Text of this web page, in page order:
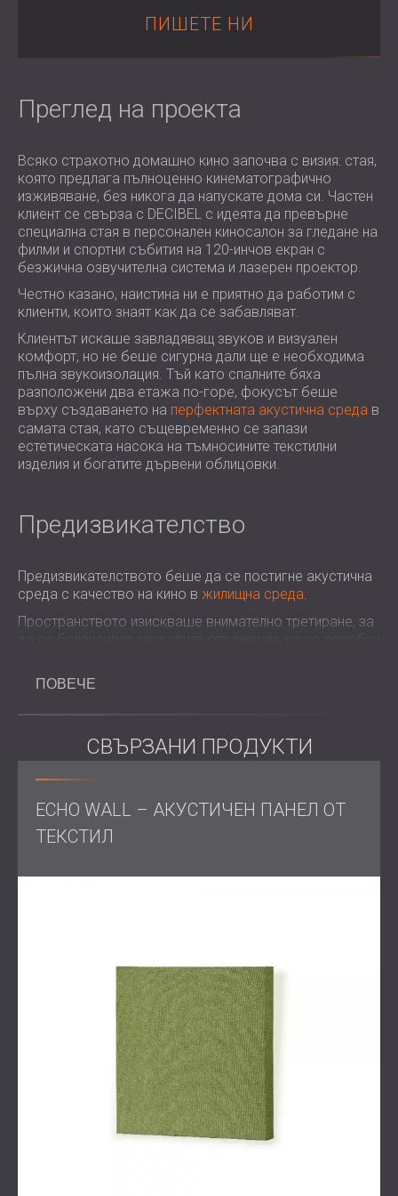
ЗВУКОИЗОЛАЦИЯ И АКУСТИКА НА
РЕШЕНИЯ ЗА ТЪРГОВСКИ ПОМЕЩЕНИЯ
ЗВУКОИЗОЛАЦИЯ И АКУСТИКА НА
ШУМОИЗОЛАЦИЯ И АКУСТИКА ЗА
ЗДРАВНИЯ СЕКТОР
ЗВУКОИЗОЛАЦИОННИ И АКУСТИЧНИ
РЕШЕНИЯ ЗА АУДИОЛОГИЧНИЯ
СЕКТОР
ЗВУКОИЗОЛАЦИОННИ И АКУСТИЧНИ
РЕШЕНИЯ ЗА ЦЕНТРОВЕ ЗА ДАННИ
POLAND (PL)
SOUTH AFRICA (ZA)
ПИШЕТЕ НИ
Преглед на проекта
Всяко страхотно домашно кино започва с визия: стая,
която предлага пълноценно кинематографично
изживяване, без никога да напускате дома си. Частен
клиент се свърза с DECIBEL с идеята да превърне
специална стая в персонален киносалон за гледане на
филми и спортни събития на 120-инчов екран с
безжична озвучителна система и лазерен проектор.
Честно казано, наистина ни е приятно да работим с
клиенти, които знаят как да се забавляват.
Клиентът искаше завладяващ звуков и визуален
комфорт, но не беше сигурна дали ще е необходима
пълна звукоизолация. Тъй като спалните бяха
разположени два етажа по-горе, фокусът беше
върху създаването на перфектната акустична среда в
самата стая, като същевременно се запази
естетическата насока на тъмносините текстилни
изделия и богатите дървени облицовки.
Предизвикателство
Предизвикателството беше да се постигне акустична
среда с качество на кино в жилищна среда.
Пространството изискваше внимателно третиране, за
Решението също така трябваше да е съобразено с
гарантира, че шумът няма да смущава други части на
Обхват на работата
включително преглед на снимки, чертежи и списък
дизайнерски предложения за клиента
Доставка и монтаж на избрана акустична
обработка в рамките на договорения срок
Решение
DECIBEL предложи два варианта за дизайн, като и
двата са съсредоточени върху интегрирането на
текстилни и дървени акустични панели.
ПОВЕЧЕ
СВЪРЗАНИ ПРОДУКТИ
ECHO WALL – АКУСТИЧЕН ПАНЕЛ ОТ
ТЕКСТИЛ